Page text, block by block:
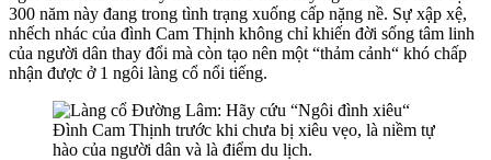
300 năm này đang trong tình trạng xuống cấp nặng nề. Sự xập xệ,
nhếch nhác của đình Cam Thịnh không chỉ khiến đời sống tâm linh
của người dân thay đổi mà còn tạo nên một “thảm cảnh“ khó chấp
nhận được ở 1 ngôi làng cổ nổi tiếng.
Đình Cam Thịnh trước khi chưa bị xiêu vẹo, là niềm tự
hào của người dân và là điểm du lịch.